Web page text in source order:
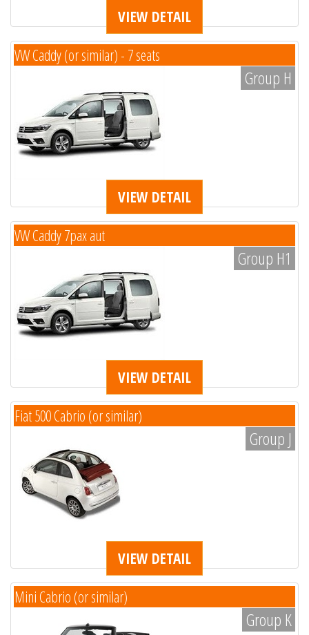
VIEW DETAIL
VW Caddy (or similar) - 7 seats
Group H
VIEW DETAIL
VW Caddy 7pax aut
Group H1
VIEW DETAIL
Fiat 500 Cabrio (or similar)
Group J
VIEW DETAIL
Mini Cabrio (or similar)
Group K